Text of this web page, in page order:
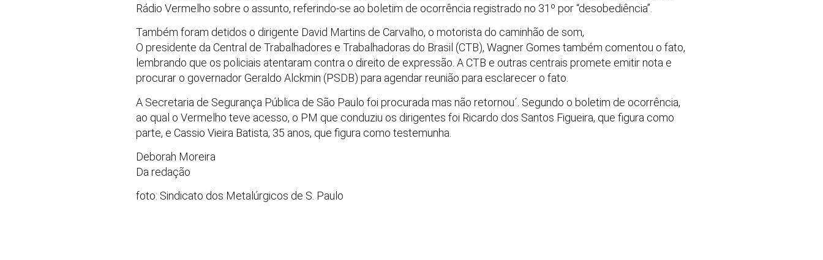
Rádio Vermelho sobre o assunto, referindo-se ao boletim de ocorrência registrado no 31º por “desobediência”.
Também foram detidos o dirigente David Martins de Carvalho, o motorista do caminhão de som,
O presidente da Central de Trabalhadores e Trabalhadoras do Brasil (CTB), Wagner Gomes também comentou o fato,
lembrando que os policiais atentaram contra o direito de expressão. A CTB e outras centrais promete emitir nota e
procurar o governador Geraldo Alckmin (PSDB) para agendar reunião para esclarecer o fato.
A Secretaria de Segurança Pública de São Paulo foi procurada mas não retornou´. Segundo o boletim de ocorrência,
ao qual o Vermelho teve acesso, o PM que conduziu os dirigentes foi Ricardo dos Santos Figueira, que figura como
parte, e Cassio Vieira Batista, 35 anos, que figura como testemunha.
Deborah Moreira
Da redação
foto: Sindicato dos Metalúrgicos de S. Paulo